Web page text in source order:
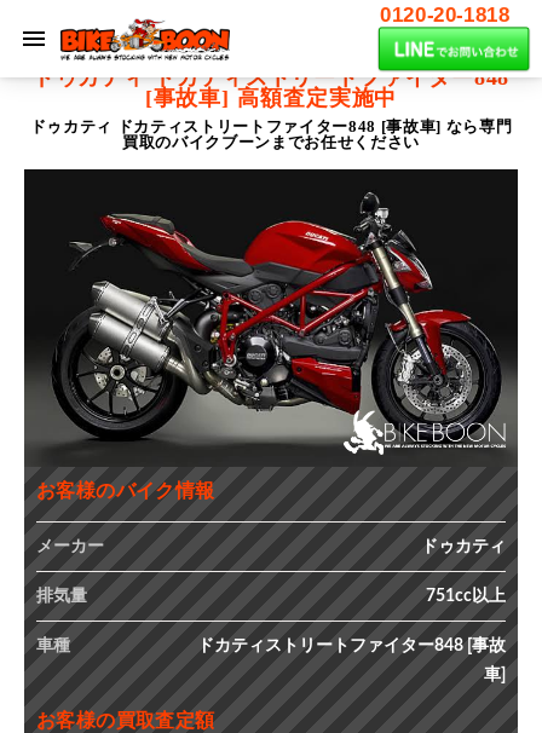
0120-20-1818
ドゥカティ ドカティストリートファイター848
[事故車]高額査定実施中
ドゥカティ ドカティストリートファイター848 [事故車] なら専門
買取のバイクブーンまでお任せください
お客様のバイク情報
メーカー ドゥカティ
排気量 751cc以上
車種
ドカティストリートファイター848 [事故
車]
お客様の買取査定額